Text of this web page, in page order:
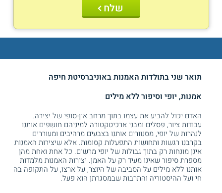
שלח
תואר שני בתולדות האמנות באוניברסיטת חיפה
אמנות, יופי וסיפור ללא מילים
האדם יכול להביע את עצמו בתוך מרחב אין-סופי של יצירה.
עבודות ציור, פסלים ומבני ארכיטקטורה למיניהם חושפים אותנו
לנהרות של יופי, מסנוורים אותנו בצבעים מרהיבים ומעוררים
בקרבנו רגשות ותחושות התפעלות קסומות. אלא שיצירות האמנות
אינן מונחות רק בתוך גבולות של יופי מרשים. כל אחת ואחת מהן
מספרת סיפור שאינו מעיד רק על האמן. יצירות האמנות מלמדות
אותנו ללא מילים על הסביבה של היוצר, על ארצו, על התקופה בה
חי ועל ההיסטוריה והתרבות שבמסגרתן הוא פעל.